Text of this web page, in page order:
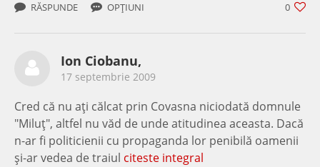
0
RĂSPUNDE OPȚIUNI
Ion Ciobanu,
17 septembrie 2009
Cred că nu aţi călcat prin Covasna niciodată domnule
"Miluţ", altfel nu văd de unde atitudinea aceasta. Dacă
n-ar fi politicienii cu propaganda lor penibilă oamenii
şi-ar vedea de traiul citeste integral